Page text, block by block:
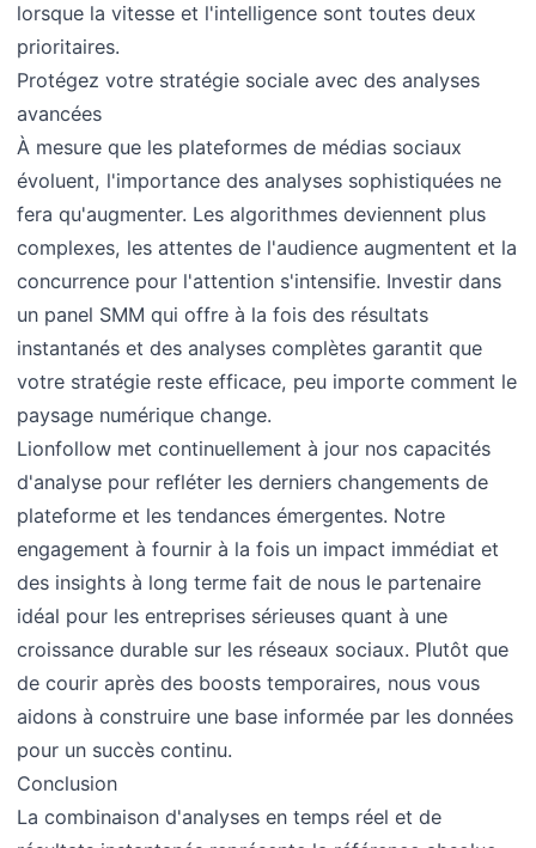
lorsque la vitesse et l'intelligence sont toutes deux
prioritaires.
Protégez votre stratégie sociale avec des analyses
avancées
À mesure que les plateformes de médias sociaux
évoluent, l'importance des analyses sophistiquées ne
fera qu'augmenter. Les algorithmes deviennent plus
complexes, les attentes de l'audience augmentent et la
concurrence pour l'attention s'intensifie. Investir dans
un panel SMM qui offre à la fois des résultats
instantanés et des analyses complètes garantit que
votre stratégie reste efficace, peu importe comment le
paysage numérique change.
Lionfollow met continuellement à jour nos capacités
d'analyse pour refléter les derniers changements de
plateforme et les tendances émergentes. Notre
engagement à fournir à la fois un impact immédiat et
des insights à long terme fait de nous le partenaire
idéal pour les entreprises sérieuses quant à une
croissance durable sur les réseaux sociaux. Plutôt que
de courir après des boosts temporaires, nous vous
aidons à construire une base informée par les données
pour un succès continu.
Conclusion
La combinaison d'analyses en temps réel et de